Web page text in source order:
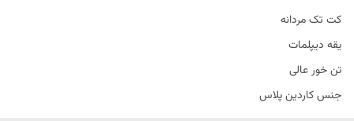
جنس
کت تک مردانه
یقه دیپلمات
تن خور عالی
جنس کاردین پلاس